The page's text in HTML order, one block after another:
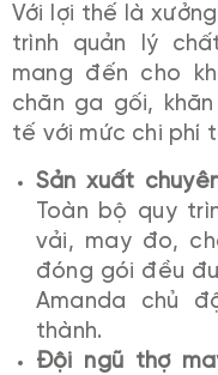
Với lợi thế là
trình quản lý
mang đến cho
chăn ga gối,
tế với mức chi phí
Sản xuất
Toàn bộ quy
vải, may đo,
đóng gói đều
Amanda chủ
thành.
Đội ngũ thợ